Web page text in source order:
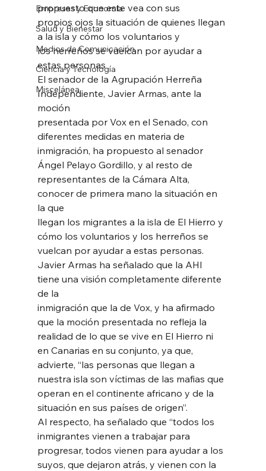
Empresas y Economía
Salud y Bienestar
Medios de Comunicación
Ciencia y Tecnología
Miscelánea
propuesto que este vea con sus
propios ojos la situación de quienes llegan
a la isla y cómo los voluntarios y
los herreños se vuelcan por ayudar a
estas personas
El senador de la Agrupación Herreña
Independiente, Javier Armas, ante la
moción
presentada por Vox en el Senado, con
diferentes medidas en materia de
inmigración, ha propuesto al senador
Ángel Pelayo Gordillo, y al resto de
representantes de la Cámara Alta,
conocer de primera mano la situación en
la que
llegan los migrantes a la isla de El Hierro y
cómo los voluntarios y los herreños se
vuelcan por ayudar a estas personas.
Javier Armas ha señalado que la AHI
tiene una visión completamente diferente
de la
inmigración que la de Vox, y ha afirmado
que la moción presentada no refleja la
realidad de lo que se vive en El Hierro ni
en Canarias en su conjunto, ya que,
advierte, “las personas que llegan a
nuestra isla son víctimas de las mafias que
operan en el continente africano y de la
situación en sus países de origen”.
Al respecto, ha señalado que “todos los
inmigrantes vienen a trabajar para
progresar, todos vienen para ayudar a los
suyos, que dejaron atrás, y vienen con la